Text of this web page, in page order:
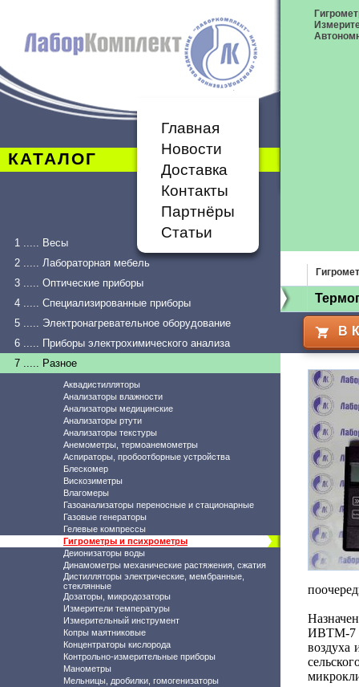
КАТАЛОГ
Главная
Новости
Доставка
Контакты
Партнёры
Статьи
1 ..... Весы
2 ..... Лабораторная мебель
3 ..... Оптические приборы
4 ..... Специализированные приборы
5 ..... Электронагревательное оборудование
6 ..... Приборы электрохимического анализа
7 ..... Разное
Аквадистилляторы
Анализаторы влажности
Анализаторы медицинские
Анализаторы ртути
Анализаторы текстуры
Анемометры, термоанемометры
Аспираторы, пробоотборные устройства
Блескомер
Вискозиметры
Влагомеры
Газоанализаторы переносные и стационарные
Газовые генераторы
Гелевые компрессы
Гигрометры и психрометры
Деионизаторы воды
Динамометры механические растяжения, сжатия
Дистилляторы электрические, мембранные,
стеклянные
Дозаторы, микродозаторы
Измерители температуры
Измерительный инструмент
Копры маятниковые
Концентраторы кислорода
Контрольно-измерительные приборы
Манометры
Мельницы, дробилки, гомогенизаторы
В
ИВТМ-7
воздуха